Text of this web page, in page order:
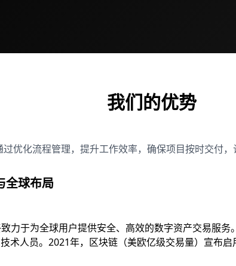
我们的优势
优化流程管理，提升工作效率，确保项目按时交付，
全球布局
力于为全球用户提供安全、高效的数字资产交易服
术人员。2021年，区块链（美欧亿级交易量）宣布